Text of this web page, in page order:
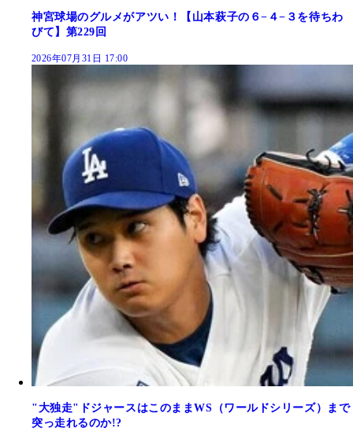
神宮球場のグルメがアツい！【山本萩子の６−４−３を待ちわ
びて】第229回
2026年07月31日 17:00
"大独走"ドジャースはこのままWS（ワールドシリーズ）まで
突っ走れるのか!?